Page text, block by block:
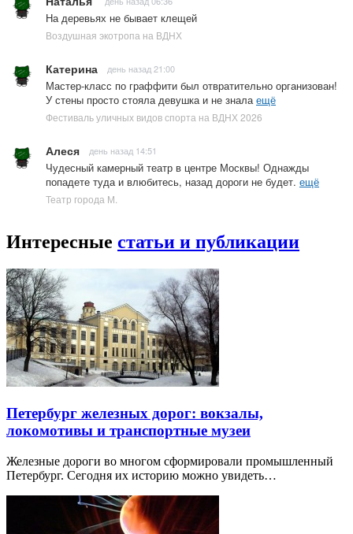
На деревьях не бывает клещей
Воздушная экотропа на ВДНХ
Катерина день назад 21:00
Мастер-класс по граффити был отвратительно организован!
У стены просто стояла девушка и не зналаещё
Фестиваль уличных видов спорта на ВДНХ 2026
Алеся день назад 14:51
Чудесный камерный театр в центре Москвы! Однажды
попадете туда и влюбитесь, назад дороги не будет. ещё
Театр города М.
Интересные статьи и публикации
Петербург железных дорог: вокзалы,
локомотивы и транспортные музеи
Железные дороги во многом сформировали промышленный
Петербург. Сегодня их историю можно увидеть…